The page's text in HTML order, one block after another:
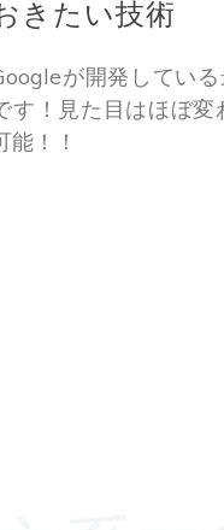
きたい技術
が開発してい
す！見た目はほぼ
能！！